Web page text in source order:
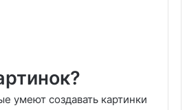
умеют создавать картинки